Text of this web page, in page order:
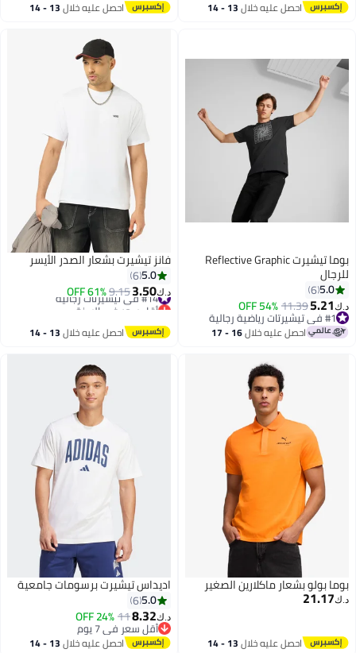
احصل عليه خلال 13 - 14 #48 في تيشيرتات رجالية احصل عليه خلال 13 - 14
بوما تيشيرت Reflective Graphic
للرجال
5.0
6
د.ك‏5.21
11.39
54% OFF
#1 في تيشيرتات رياضية رجالية
#1 في تيشيرتات رياضية رجالية احصل عليه خلال 16 - 17
فانز تيشيرت بشعار الصدر الأيسر
5.0
6
د.ك‏3.50
9.15
61% OFF #14 في تيشيرتات رجالية
أقل سعر في السنة
#14 في تيشيرتات رجالية
احصل عليه خلال 13 - 14
بوما بولو بشعار ماكلارين الصغير
د.ك‏21.17
احصل عليه خلال 13 - 14
اديداس تيشيرت برسومات جامعية
5.0
6
د.ك‏8.32
11
24% OFF
أقل سعر في 7 يوم
أقل سعر في 7 يوماحصل عليه خلال 13 - 14